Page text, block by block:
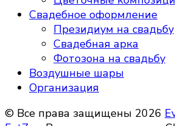
Свадебное оформление
Президиум на свадьбу
Свадебная арка
Фотозона на свадьбу
Воздушные шары
Организация
© Все права защищены 2026